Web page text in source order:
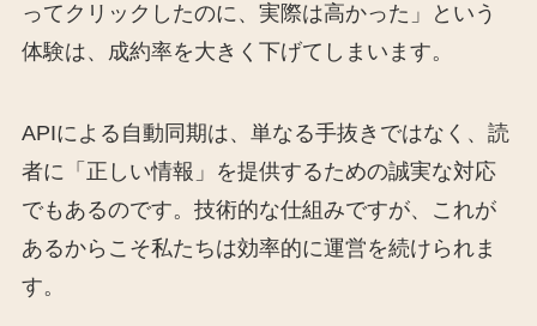
ってクリックしたのに、実際は高かった」という
体験は、成約率を大きく下げてしまいます。
APIによる自動同期は、単なる手抜きではなく、読
者に「正しい情報」を提供するための誠実な対応
でもあるのです。技術的な仕組みですが、これが
あるからこそ私たちは効率的に運営を続けられま
す。